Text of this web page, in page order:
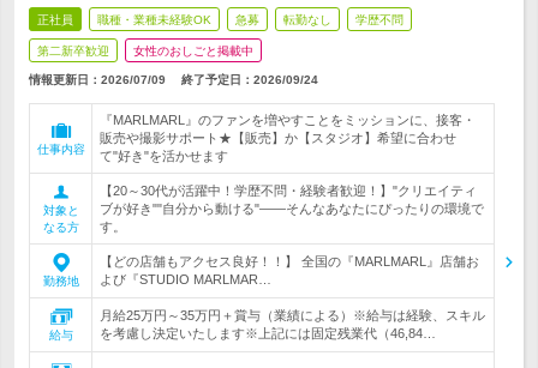
正社員 職種・業種未経験OK 急募 転勤なし 学歴不問
第二新卒歓迎 女性のおしごと掲載中
情報更新日：2026/07/09 終了予定日： 2026/09/24
仕事内容
『MARLMARL』のファンを増やすことをミッションに、接客・
販売や撮影サポート★【販売】か【スタジオ】希望に合わせ
て"好き"を活かせます
対象と
なる方
【20～30代が活躍中！学歴不問・経験者歓迎！】"クリエイティ
ブが好き""自分から動ける"――そんなあなたにぴったりの環境で
す。
勤務地
【どの店舗もアクセス良好！！】 全国の『MARLMARL』店舗お
よび『STUDIO MARLMAR…
給与
月給25万円～35万円＋賞与（業績による）※給与は経験、スキル
を考慮し決定いたします※上記には固定残業代（46,84…